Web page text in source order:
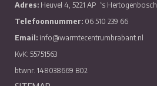
Adres: Heuvel 4, 5221 AP ‘s Hertogenbosch
Telefoonnummer: 06 510 239 66
Email: info@warmtecentrumbrabant.nl
KvK: 55751563
btwnr. 148038669 B02